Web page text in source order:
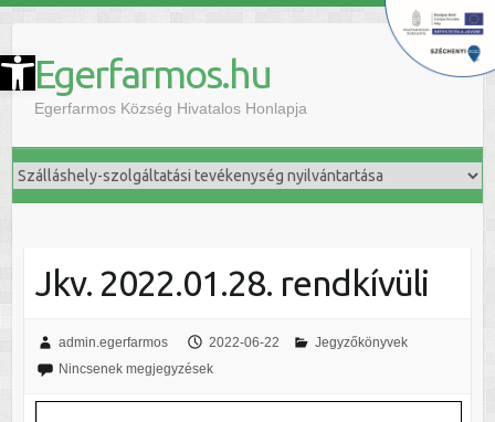
Eszköztár megnyitása Egerfarmos.hu
Egerfarmos Község Hivatalos Honlapja
Jkv. 2022.01.28. rendkívüli
admin.egerfarmos 2022-06-22
Jegyzőkönyvek
Nincsenek megjegyzések